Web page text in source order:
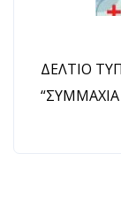
ΔΕΛΤΙΟ
“ΣΥΜΜΑΧΙΑ